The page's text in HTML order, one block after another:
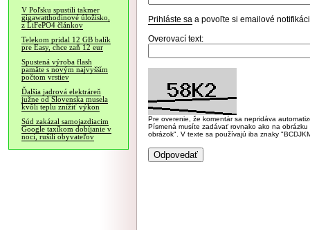
V Poľsku spustili takmer
gigawatthodinové úložisko,
z LiFePO4 článkov
Telekom pridal 12 GB balík
pre Easy, chce zaň 12 eur
Spustená výroba flash
pamäte s novým najvyšším
počtom vrstiev
Ďalšia jadrová elektráreň
južne od Slovenska musela
kvôli teplu znížiť výkon
Súd zakázal samojazdiacim
Google taxíkom dobíjanie v
noci, rušili obyvateľov
Prihláste sa a povoľte si emailové
Overovací text:
Pre overenie, že komentár sa nepridáva
Písmená musíte zadávať rovnako ako na
obrázok". V texte sa používajú iba znaky